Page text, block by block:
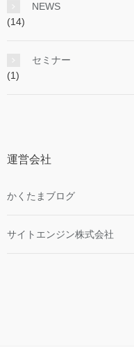
NEWS
(14)
セミナー
(1)
運営会社
かくたまブログ
サイトエンジン株式会社